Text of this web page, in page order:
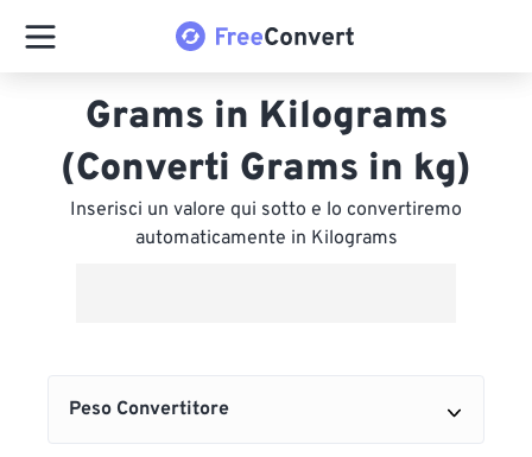
Grams in Kilograms
(Converti Grams in kg)
Inserisci un valore qui sotto e lo convertiremo
automaticamente in Kilograms